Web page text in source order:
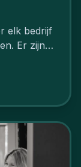
elk bedrijf
je dat